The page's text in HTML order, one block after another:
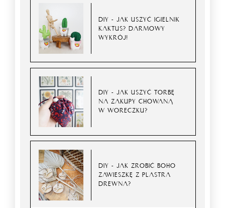
DIY - JAK USZYĆ IGIELNIK
KAKTUS? DARMOWY
WYKRÓJ!
DIY - JAK USZYĆ TORBĘ
NA ZAKUPY CHOWANĄ
W WORECZKU?
DIY - JAK ZROBIĆ BOHO
ZAWIESZKĘ Z PLASTRA
DREWNA?